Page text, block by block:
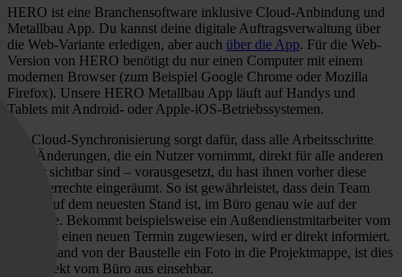
unterschreiben. Schneller hattest du noch keinen Auftrag in der
Tasche.
HERO ist eine Branchensoftware inklusive Cloud-Anbindung und
Metallbau App. Du kannst deine digitale Auftragsverwaltung über
die Web-Variante erledigen, aber auch über die App. Für die Web-
Version von HERO benötigt du nur einen Computer mit einem
modernen Browser (zum Beispiel Google Chrome oder Mozilla
Firefox). Unsere HERO Metallbau App läuft auf Handys und
Tablets mit Android- oder Apple-iOS-Betriebssystemen.
Die Cloud-Synchronisierung sorgt dafür, dass alle Arbeitsschritte
oder Änderungen, die ein Nutzer vornimmt, direkt für alle anderen
Nutzer sichtbar sind – vorausgesetzt, du hast ihnen vorher diese
Benutzerrechte eingeräumt. So ist gewährleistet, dass dein Team
immer auf dem neuesten Stand ist, im Büro genau wie auf der
Baustelle. Bekommt beispielsweise ein Außendienstmitarbeiter vom
Büro aus einen neuen Termin zugewiesen, wird er direkt informiert.
Lädt jemand von der Baustelle ein Foto in die Projektmappe, ist dies
auch direkt vom Büro aus einsehbar.